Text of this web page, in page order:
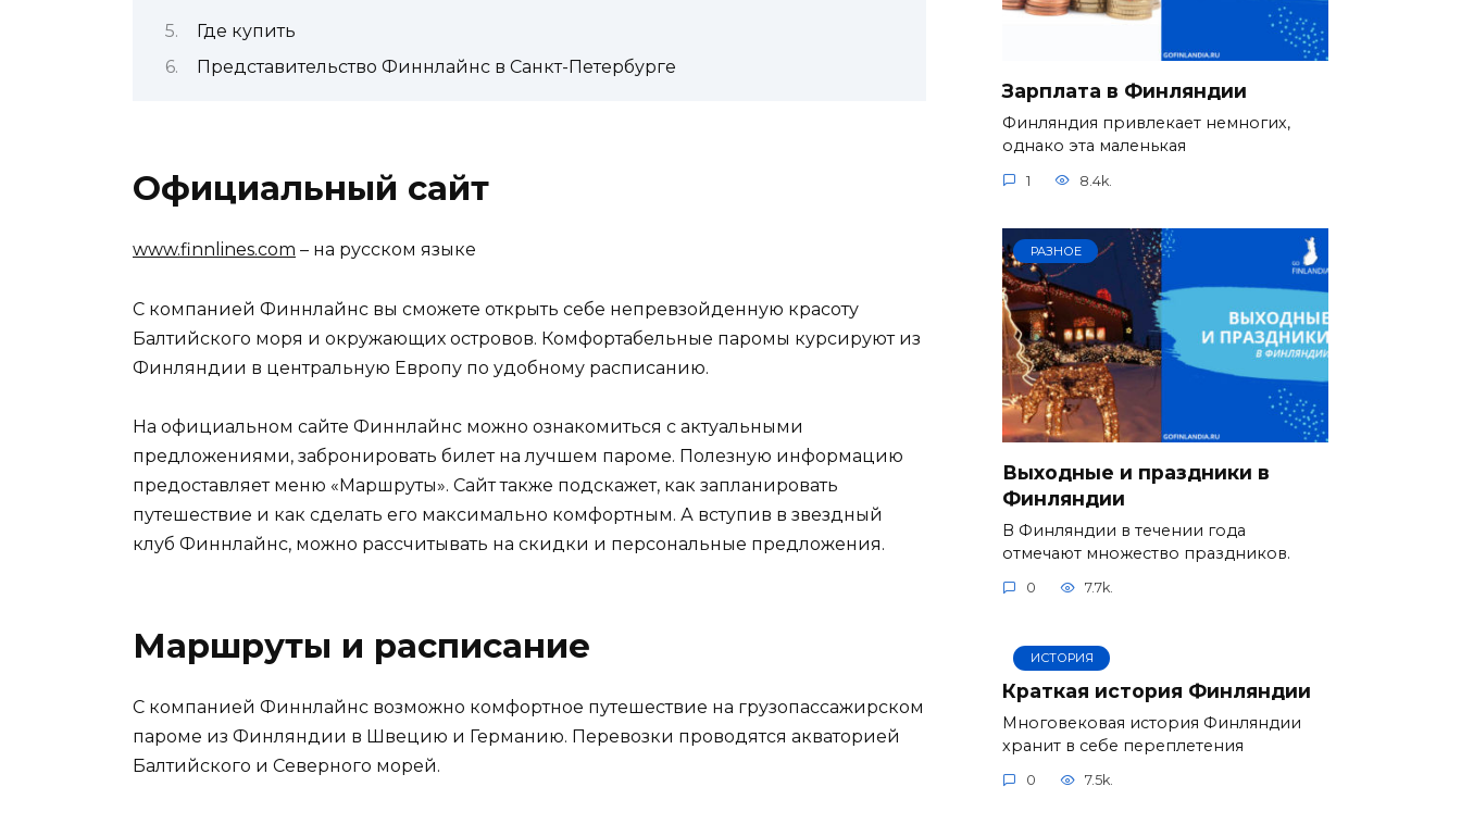
Где купить
Представительство Финнлайнс в Санкт-Петербурге
Официальный сайт
www.finnlines.com – на русском языке
С компанией Финнлайнс вы сможете открыть себе непревзойденную красоту
Балтийского моря и окружающих островов. Комфортабельные паромы курсируют из
Финляндии в центральную Европу по удобному расписанию.
На официальном сайте Финнлайнс можно ознакомиться с актуальными
предложениями, забронировать билет на лучшем пароме. Полезную информацию
предоставляет меню «Маршруты». Сайт также подскажет, как запланировать
путешествие и как сделать его максимально комфортным. А вступив в звездный
клуб Финнлайнс, можно рассчитывать на скидки и персональные предложения.
Маршруты и расписание
С компанией Финнлайнс возможно комфортное путешествие на грузопассажирском
пароме из Финляндии в Швецию и Германию. Перевозки проводятся акваторией
Балтийского и Северного морей.
Зарплата в Финляндии
Финляндия привлекает немногих,
однако эта маленькая
1 8.4k.
РАЗНОЕ
Выходные и праздники в
Финляндии
В Финляндии в течении года
отмечают множество праздников.
0 7.7k.
ИСТОРИЯ
Краткая история Финляндии
Многовековая история Финляндии
хранит в себе переплетения
0 7.5k.